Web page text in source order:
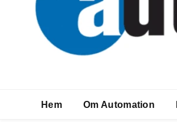
Hem Om Automation